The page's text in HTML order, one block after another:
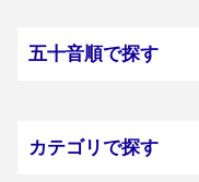
五十音順で探す
カテゴリで探す